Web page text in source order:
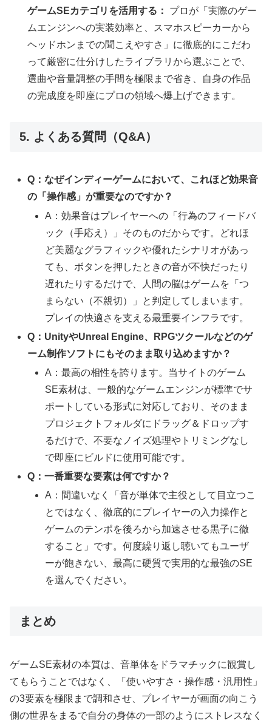
ゲームSEカテゴリを活用する：
プロが「実際のゲー
ムエンジンへの実装効率と、スマホスピーカーから
ヘッドホンまでの聞こえやすさ」に徹底的にこだわ
って厳密に仕分けしたライブラリから選ぶことで、
選曲や音量調整の手間を極限まで省き、自身の作品
の完成度を即座にプロの領域へ爆上げできます。
5. よくある質問（Q&A）
Q：なぜインディーゲームにおいて、これほど効果音
の「操作感」が重要なのですか？
A：効果音はプレイヤーへの「行為のフィードバ
ック（手応え）」そのものだからです。どれほ
ど美麗なグラフィックや優れたシナリオがあっ
ても、ボタンを押したときの音が不快だったり
遅れたりするだけで、人間の脳はゲームを「つ
まらない（不親切）」と判定してしまいます。
プレイの快適さを支える最重要インフラです。
Q：UnityやUnreal Engine、RPGツクールなどのゲ
ーム制作ソフトにもそのまま取り込めますか？
A：最高の相性を誇ります。当サイトのゲーム
SE素材は、一般的なゲームエンジンが標準でサ
ポートしている形式に対応しており、そのまま
プロジェクトフォルダにドラッグ＆ドロップす
るだけで、不要なノイズ処理やトリミングなし
で即座にビルドに使用可能です。
Q：一番重要な要素は何ですか？
A：間違いなく「音が単体で主役として目立つこ
とではなく、徹底的にプレイヤーの入力操作と
ゲームのテンポを後ろから加速させる黒子に徹
すること」です。何度繰り返し聴いてもユーザ
ーが飽きない、最高に硬質で実用的な最強のSE
を選んでください。
まとめ
ゲームSE素材の本質は、音単体をドラマチックに観賞し
てもらうことではなく、「使いやすさ・操作感・汎用性」
の3要素を極限まで調和させ、プレイヤーが画面の向こう
側の世界をまるで自分の身体の一部のようにストレスなく